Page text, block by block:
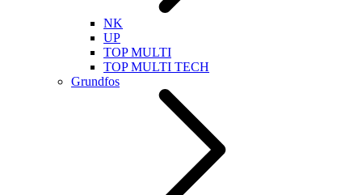
NK
UP
TOP MULTI
TOP MULTI TECH
Grundfos